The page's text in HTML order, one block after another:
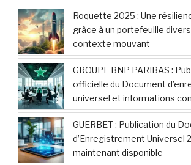
Roquette 2025 : Une
grâce à un portefeuille
contexte mouvant
GROUPE BNP PARIBAS :
officielle du Document
universel et informations
GUERBET : Publication du
d’Enregistrement Universel
maintenant disponible